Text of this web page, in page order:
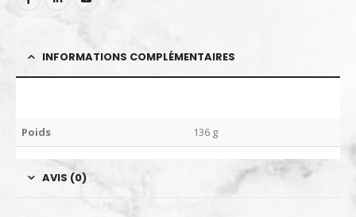
INFORMATIONS COMPLÉMENTAIRES
Poids 136 g
AVIS (0)